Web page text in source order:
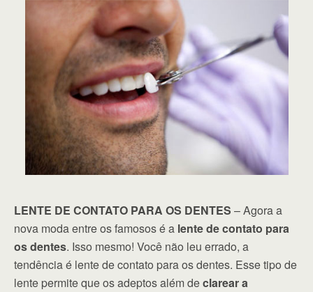
LENTE DE CONTATO PARA OS DENTES – Agora a
nova moda entre os famosos é a lente de contato para
os dentes. Isso mesmo! Você não leu errado, a
tendência é lente de contato para os dentes. Esse tipo de
lente permite que os adeptos além declarear a